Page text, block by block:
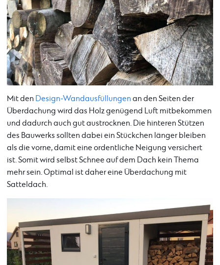
Mit den Design-Wandausfüllungen an den Seiten der
Überdachung wird das Holz genügend Luft mitbekommen
und dadurch auch gut austrocknen. Die hinteren Stützen
des Bauwerks sollten dabei ein Stückchen länger bleiben
als die vorne, damit eine ordentliche Neigung versichert
ist. Somit wird selbst Schnee auf dem Dach kein Thema
mehr sein. Optimal ist daher eine Überdachung mit
Satteldach.